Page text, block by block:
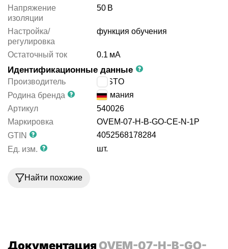
Напряжение
изоляции
50 В
Настройка/
регулировка
функция обучения
Остаточный ток 0.1 мА
Идентификационные данные
Производитель
FESTO
Родина бренда
Германия
Артикул
540026
Маркировка
OVEM-07-H-B-GO-CE-N-1P
GTIN
4052568178284
Ед. изм.
шт.
Найти похожие
Документация OVEM-07-H-B-GO-